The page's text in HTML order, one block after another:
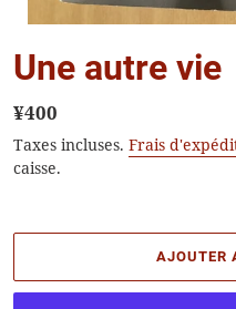
Une autre vie
Prix
normal
¥400
Taxes incluses. Frais
caisse.
AJOUTER